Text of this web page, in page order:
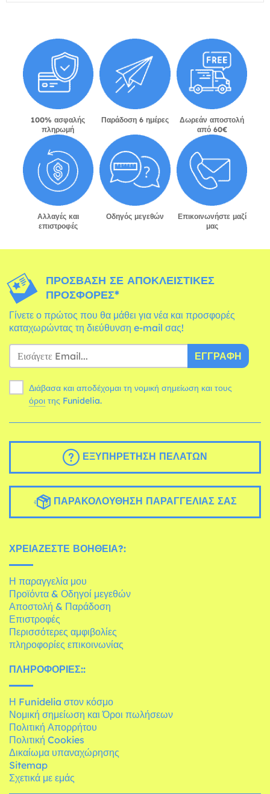
100% ασφαλής
πληρωμή
Παράδοση 6 ημέρες
Δωρεάν αποστολή
από 60€
Αλλαγές και
επιστροφές
Οδηγός μεγεθών
Επικοινωνήστε μαζί
μας
ΠΡΌΣΒΑΣΗ ΣΕ ΑΠΟΚΛΕΙΣΤΙΚΈΣ
ΠΡΟΣΦΟΡΈΣ*
Γίνετε ο πρώτος που θα μάθει για νέα και προσφορές
καταχωρώντας τη διεύθυνση e-mail σας!
ΕΓΓΡΑΦΉ
Διάβασα και αποδέχομαι τη νομική σημείωση και τους
όροι της Funidelia.
ΕΞΥΠΗΡΈΤΗΣΗ ΠΕΛΑΤΏΝ
ΠΑΡΑΚΟΛΟΎΘΗΣΗ ΠΑΡΑΓΓΕΛΊΑΣ ΣΑΣ
ΧΡΕΙΆΖΕΣΤΕ ΒΟΉΘΕΙΑ?:
Η παραγγελία μου
Προϊόντα & Οδηγοί μεγεθών
Αποστολή & Παράδοση
Επιστροφές
Περισσότερες αμφιβολίες
πληροφορίες επικοινωνίας
ΠΛΗΡΟΦΟΡΊΕΣ::
Η Funidelia στον κόσμο
Νομική σημείωση και Όροι πωλήσεων
Πολιτική Απορρήτου
Πολιτική Cookies
Δικαίωμα υπαναχώρησης
Sitemap
Σχετικά με εμάς